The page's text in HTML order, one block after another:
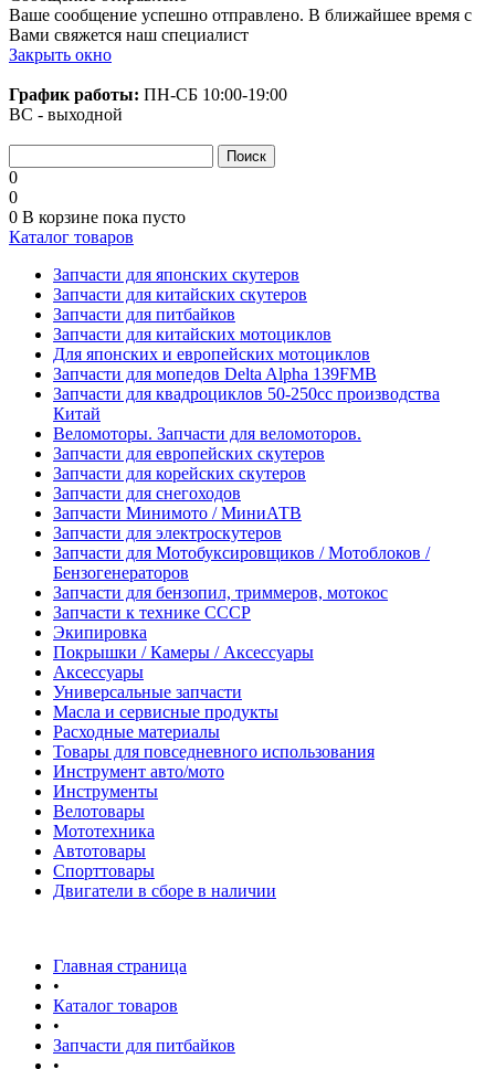
Ваше сообщение успешно отправлено. В ближайшее время с
Вами свяжется наш специалист
Закрыть окно
График работы: ПН-СБ 10:00-19:00
ВС - выходной
0
0
0 В корзине пока пусто
Каталог товаров
Запчасти для японских скутеров
Запчасти для китайских скутеров
Запчасти для питбайков
Запчасти для китайских мотоциклов
Для японских и европейских мотоциклов
Запчасти для мопедов Delta Alpha 139FMB
Запчасти для квадроциклов 50-250сс производства
Китай
Веломоторы. Запчасти для веломоторов.
Запчасти для европейских скутеров
Запчасти для корейских скутеров
Запчасти для снегоходов
Запчасти Минимото / МиниАТВ
Запчасти для электроскутеров
Запчасти для Мотобуксировщиков / Мотоблоков /
Бензогенераторов
Запчасти для бензопил, триммеров, мотокос
Запчасти к технике СССР
Экипировка
Покрышки / Камеры / Аксессуары
Аксессуары
Универсальные запчасти
Масла и сервисные продукты
Расходные материалы
Товары для повседневного использования
Инструмент авто/мото
Инструменты
Велотовары
Мототехника
Автотовары
Спорттовары
Двигатели в сборе в наличии
Главная страница
•
Каталог товаров
•
Запчасти для питбайков
•